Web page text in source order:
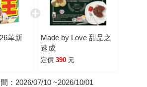
革新
Made by Love 甜品之
速成
定價 390 元
：2026/07/10 ~2026/10/01